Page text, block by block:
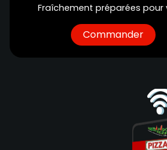
Fraîchement préparées pour
Commander